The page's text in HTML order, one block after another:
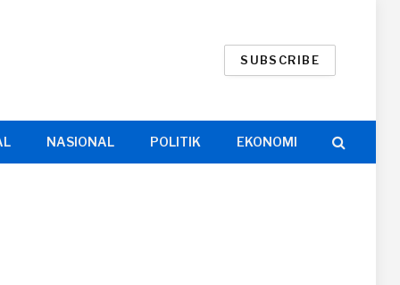
SUBSCRIBE
NASIONAL POLITIK EKONOMI